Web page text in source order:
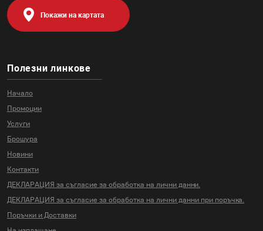
Полезни линкове
Начало
Промоции
Услуги
Брошура
Новини
Контакти
ДЕКЛАРАЦИЯ за съгласие за обработка на лични данни.
ДЕКЛАРАЦИЯ за съгласие за обработка на лични данни при поръчка.
Поръчки и Доставки
Покажи на картата